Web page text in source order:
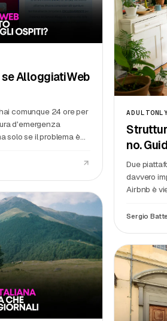
AlloggiatiWeb
comunque 24 ore per
d'emergenza
solo se il problema è
ADULTONLY
no.
Due
davvero
Airbnb è
Sergio